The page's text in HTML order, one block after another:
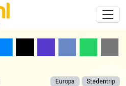
Europa Stedentrip